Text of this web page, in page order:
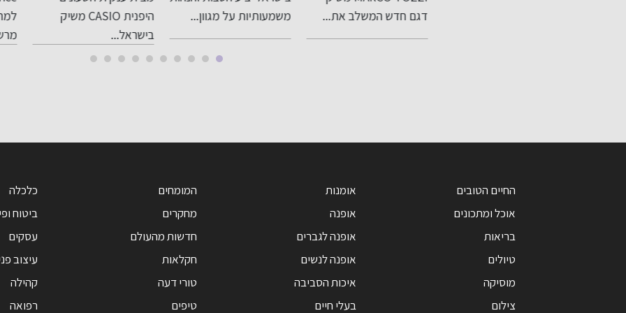
במתחם הקניות
חוצות המפרץ
משמעותיות על מגוון...
סופר מוגבלת
היפנית CASIO משיק
בישראל...
למתן שירותי תשלום
מרשות ניירות...
החיים הטובים
אוכל ומתכונים
בריאות
טיולים
מוסיקה
צילום
אומנות
אופנה
אופנה לגברים
אופנה לנשים
איכות הסביבה
בעלי חיים
המומחים
מחקרים
חדשות מהעולם
חקלאות
טורי דעה
טיפים
כלכלה
ביטוח
עסקים
עיצוב
קהילה
רפואה